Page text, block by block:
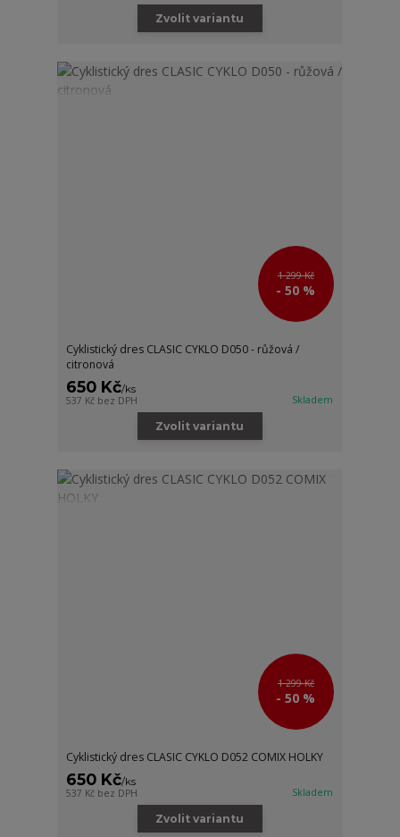
Zvolit variantu
1 299 Kč
- 50 %
Cyklistický dres CLASIC CYKLO D050 - růžová /
citronová
650 Kč/ks
537 Kč bez DPH Skladem
Zvolit variantu
1 299 Kč
- 50 %
Cyklistický dres CLASIC CYKLO D052 COMIX HOLKY
650 Kč/ks
537 Kč bez DPH Skladem
Zvolit variantu